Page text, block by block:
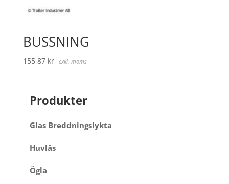
BUSSNING
155,87 kr exkl. moms
Produkter
Glas Breddningslykta
Huvlås
Ögla